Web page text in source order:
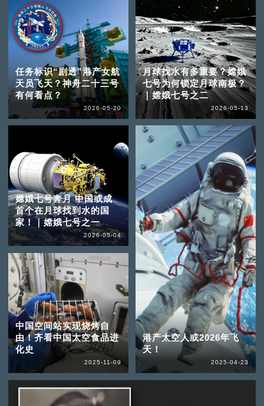
任务标识“剧透”港产女航
天员飞天？神舟二十三号
有何看点？
2026-05-20
月球找水有多重要？嫦娥
七号为何锁定月球南极？
｜嫦娥七号之二
2026-05-13
嫦娥七号奔月 中国或成
首个在月球找到水的国
家！｜嫦娥七号之一
2026-05-04
中国空间站实现烧烤自
由！齐看中国太空食品进
化史
2025-11-09
港产太空人或2026年飞
天！
2025-04-23